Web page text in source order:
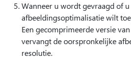
Wanneer u wordt gevraagd of u
afbeeldingsoptimalisatie wilt
Een gecomprimeerde versie
vervangt de oorspronkelijke
resolutie.